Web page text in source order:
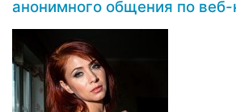
анонимного общения по